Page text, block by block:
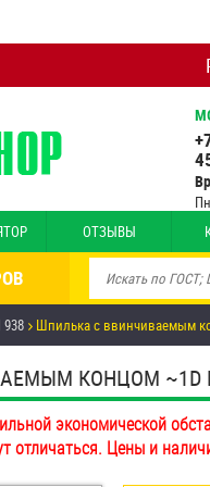
ОТЗЫВЫ
938 Шпилька c ввинчиваемым
КОНЦОМ ~1D
экономической
отличаться. Цены и